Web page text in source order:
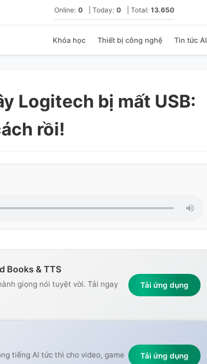
Online: 0 Today: 0 Total: 13.650
Khóa học Thiết bị công nghệ Tin tức AI
Logitech bị mất USB:
rồi!
Books & TTS
giọng nói tuyệt vời. Tải ngay
Tải ứng dụng
tiếng AI tức thì cho video, game
Tải ứng dụng